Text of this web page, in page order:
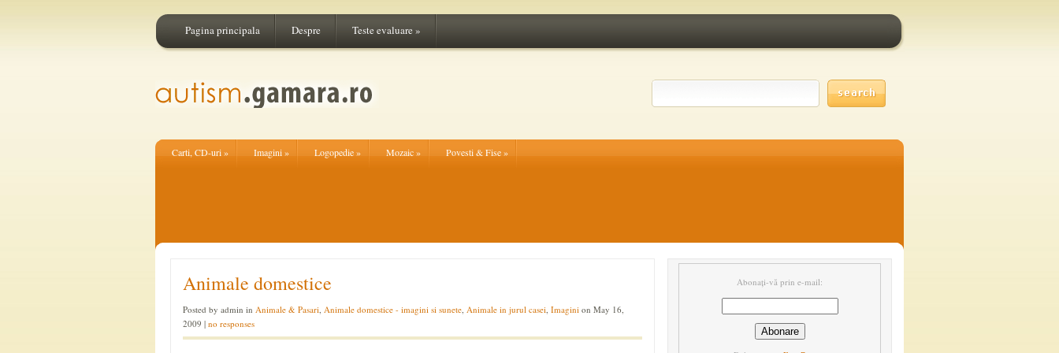
Pagina principala Despre Teste evaluare»
Carti, CD-uri» Imagini» Logopedie» Mozaic» Povesti & Fise»
Animale domestice
Posted by admin in Animale & Pasari, Animale domestice - imagini si sunete, Animale in jurul casei, Imagini on May 16,
2009 | no responses
Abonați-vă prin e-mail: